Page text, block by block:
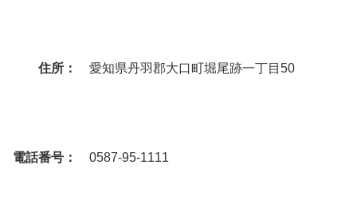
住所： 愛知県丹羽郡大口町堀尾跡一丁目50
電話番号： 0587-95-1111